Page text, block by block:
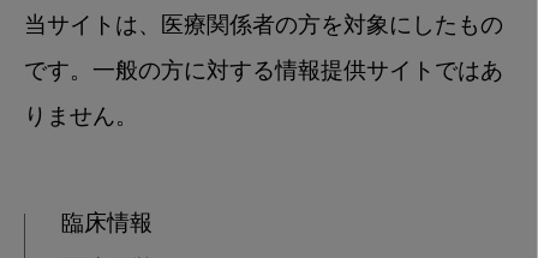
当サイトは、医療関係者の方を対象にしたもの
です。一般の方に対する情報提供サイトではあ
りません。
臨床情報